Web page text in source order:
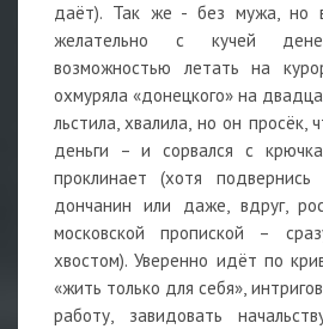
даёт). Так же - без мужа, но
желательно с кучей
возможностью летать на
охмуряла «донецкого» на
льстила, хвалила, но он просёк,
деньги – и сорвался с
проклинает (хотя подвернись
дончанин или даже, вдруг,
московской пропиской –
хвостом). Уверенно идёт по
«жить только для себя»,
работу, завидовать